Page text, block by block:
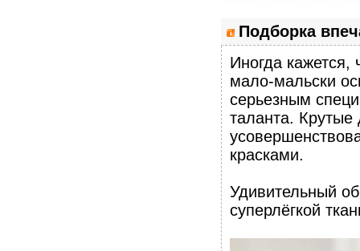
Подборка
Иногда кажется,
мало-мальски
серьезным
таланта.
красками.
Удивительный
суперлёгкой